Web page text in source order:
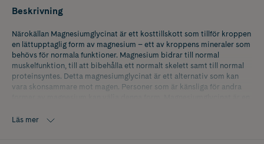
Beskrivning
Närokällan Magnesiumglycinat är ett kosttillskott som tillför kroppen
en lättupptaglig form av magnesium – ett av kroppens mineraler som
behövs för normala funktioner. Magnesium bidrar till normal
muskelfunktion, till att bibehålla ett normalt skelett samt till normal
proteinsyntes. Detta magnesiumglycinat är ett alternativ som kan
vara skonsammare mot magen. Personer som är känsliga för andra
och bildat en enhet. Glycin är en aminosyra som normalt förekommer
Läs mer